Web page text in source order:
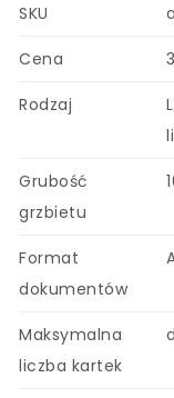
SKU
Cena
Rodzaj
Grubość
grzbietu
Format
dokumentów
Maksymalna
liczba kartek